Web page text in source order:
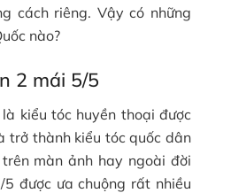
cách riêng. Vậy có những
nào?
2 mái 5/5
kiểu tóc huyền thoại được
trở thành kiểu tóc quốc dân
màn ảnh hay ngoài đời
được ưa chuộng rất nhiều